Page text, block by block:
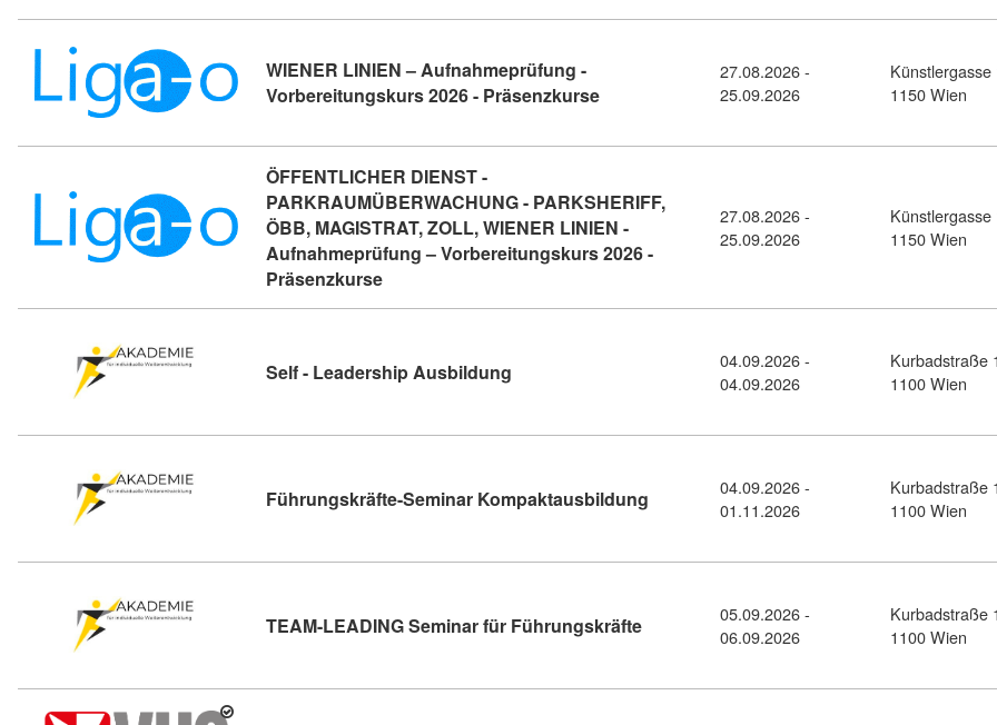
WIENER LINIEN – Aufnahmeprüfung -
Vorbereitungskurs 2026 - PräsenzkurseKursdetail: WIENER LINIEN – Aufnahmeprüfung -
27.08.2026 -
25.09.2026
Künstlergasse
1150 Wien
ÖFFENTLICHER DIENST -
PARKRAUMÜBERWACHUNG - PARKSHERIFF,
ÖBB, MAGISTRAT, ZOLL, WIENER LINIEN -
Aufnahmeprüfung – Vorbereitungskurs 2026 -
PräsenzkurseKursdetail: ÖFFENTLICHER DIENST - PARKRAUMÜBERWACHUNG -
27.08.2026 -
25.09.2026
Künstlergasse
1150 Wien
Self - Leadership Ausbildung Kursdetail: Self - Leadership Ausbildung (11334225)
04.09.2026 -
04.09.2026
Kurbadstraße
1100 Wien
Führungskräfte-Seminar Kompaktausbildung Kursdetail: Führungskräfte-Seminar
04.09.2026 -
01.11.2026
Kurbadstraße
1100 Wien
TEAM-LEADING Seminar für FührungskräfteKursdetail: TEAM-LEADING Seminar für
05.09.2026 -
06.09.2026
Kurbadstraße
1100 Wien